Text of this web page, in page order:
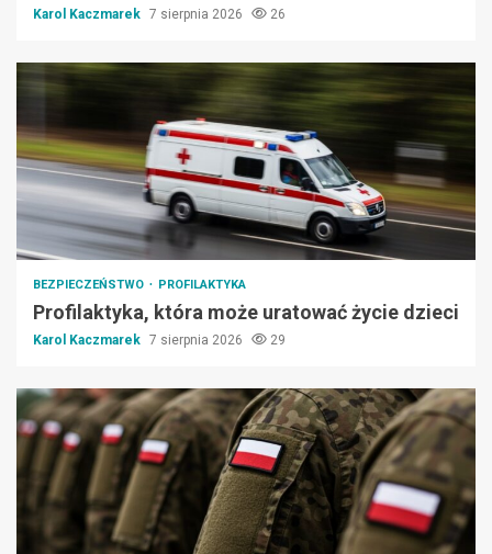
Karol Kaczmarek 7 sierpnia 2026 26
BEZPIECZEŃSTWO PROFILAKTYKA
Profilaktyka, która może uratować życie dzieci
Karol Kaczmarek 7 sierpnia 2026 29